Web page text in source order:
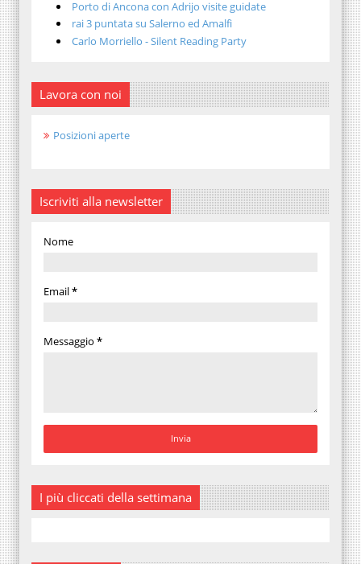
Porto di Ancona con Adrijo visite guidate
rai 3 puntata su Salerno ed Amalfi
Carlo Morriello - Silent Reading Party
Lavora con noi
Posizioni aperte
Iscriviti alla newsletter
Nome
Email*
Messaggio *
I più cliccati della settimana